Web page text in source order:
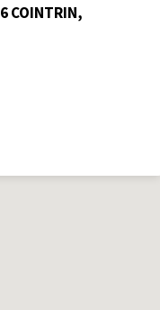
COINTRIN,